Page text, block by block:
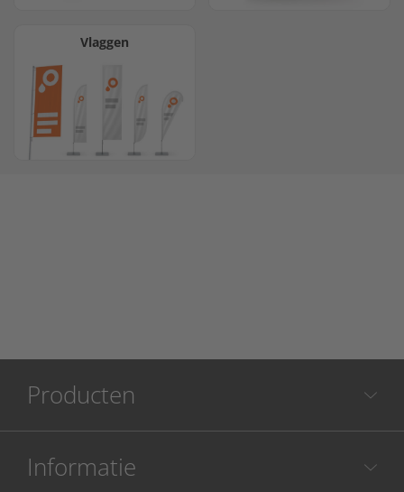
Vlaggen
Producten
Informatie